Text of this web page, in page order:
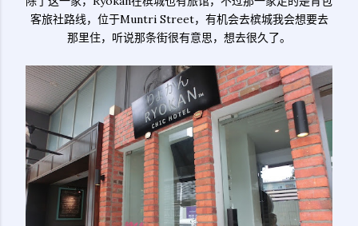
客旅社路线，位于Muntri Street，有机会去槟城我会想要去
那里住，听说那条街很有意思，想去很久了。